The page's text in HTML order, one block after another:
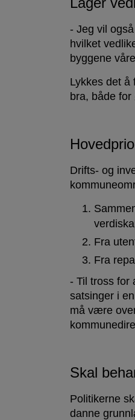
- Jeg vil
hvilket
byggene
Lykkes det å
bra, både
Drifts- og
Fra
Fra
- Til tross for
satsinger i
må være
Skal
Politikerne
danne